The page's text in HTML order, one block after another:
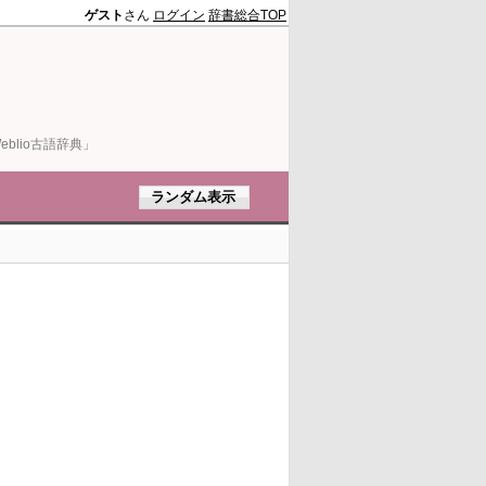
古語辞典」
ゲスト さん ログイン 辞書総合TOP